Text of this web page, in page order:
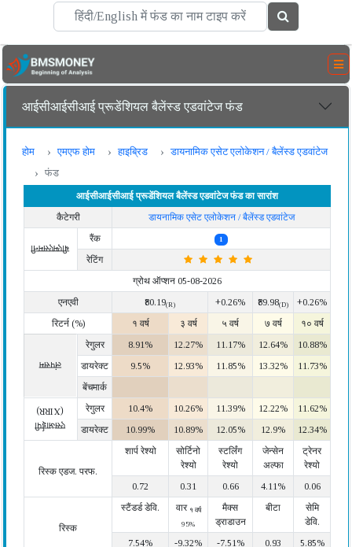
आईसीआईसीआई प्रूडेंशियल बैलेंस्ड एडवांटेज फंड
होम एमएफ होम हाइब्रिड
डायनामिक एसेट एलोकेशन / बैलेंस्ड एडवांटेज
फंड
आईसीआईसीआई प्रूडेंशियल बैलेंस्ड एडवांटेज फंड का सारांश
कैटेगरी
डायनामिक एसेट एलोकेशन / बैलेंस्ड एडवांटेज
बीएमएसमनी
रैंक 1
रेटिंग
ग्रोथ ऑप्शन 05-08-2026
एनएवी
₹80.19(R) +0.26% ₹89.98(D)
+0.26%
रिटर्न (%)
१ वर्ष ३ वर्ष ५ वर्ष ७ वर्ष १० वर्ष
लंपसम
रेगुलर 8.91% 12.27% 11.17% 12.64%
10.88%
डायरेक्ट
9.5% 12.93% 11.85% 13.32%
11.73%
बेंचमार्क
एसआईपी
(XIRR) रेगुलर 10.4% 10.26% 11.39% 12.22%
11.62%
डायरेक्ट
10.99% 10.89% 12.05% 12.9% 12.34%
रिस्क एडज. परफ.
शार्प रेश्यो
सोर्टिनो
रेश्यो
स्टर्लिंग
रेश्यो
जेन्सेन
अल्फा
ट्रेनर
रेश्यो
0.72
0.31 0.66 4.11% 0.06
रिस्क
स्टैंडर्ड डेवि. वार १ वर्ष
95%
मैक्स
ड्राडाउन
बीटा
सेमि
डेवि.
7.54%
-9.32% -7.51% 0.93
5.85%